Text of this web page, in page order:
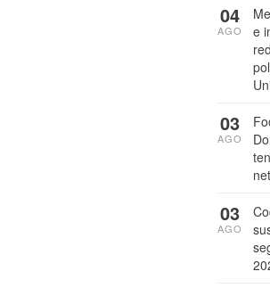
e
04
AGO
03
AGO
03
AGO